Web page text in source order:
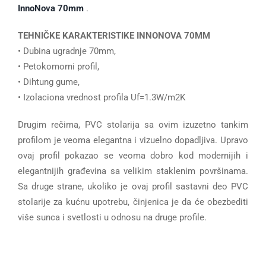
InnoNova 70mm .
TEHNIČKE KARAKTERISTIKE INNONOVA 70MM
• Dubina ugradnje 70mm,
• Petokomorni profil,
• Dihtung gume,
• Izolaciona vrednost profila Uf=1.3W/m2K
Drugim rečima, PVC stolarija sa ovim izuzetno tankim
profilom je veoma elegantna i vizuelno dopadljiva. Upravo
ovaj profil pokazao se veoma dobro kod modernijih i
elegantnijih građevina sa velikim staklenim površinama.
Sa druge strane, ukoliko je ovaj profil sastavni deo PVC
stolarije za kućnu upotrebu, činjenica je da će obezbediti
više sunca i svetlosti u odnosu na druge profile.